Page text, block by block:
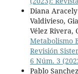
Diana
Valdivieso,
Vélez Rivera,
Metabolismo
Revisión
6 Núm. 3
Pablo